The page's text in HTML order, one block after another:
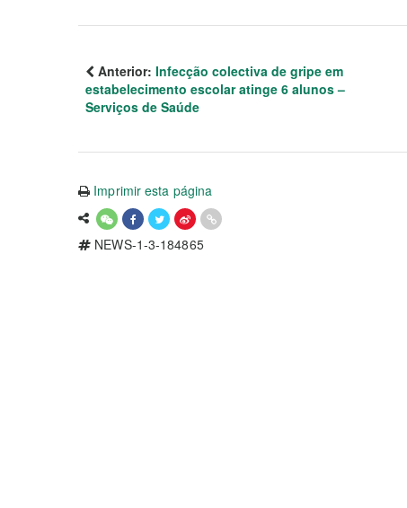
Anterior: Infecção colectiva de gripe em
estabelecimento escolar atinge 6 alunos –
Serviços de Saúde
Imprimir esta página
NEWS-1-3-184865